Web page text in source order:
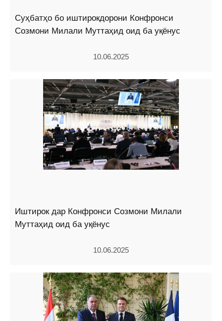
Суҳбатҳо бо иштирокдорони Конфронси
Созмони Милали Муттаҳид оид ба уқёнус
10.06.2025
Иштирок дар Конфронси Созмони Милали
Муттаҳид оид ба уқёнус
10.06.2025